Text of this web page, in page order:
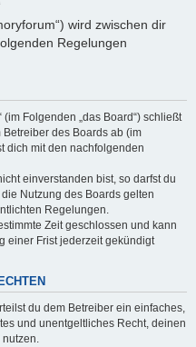
wird zwischen dir
Regelungen
(im Folgenden „das Board“) schließt
des Boards ab (im
dich mit den nachfolgenden
einverstanden bist, so darfst du
Nutzung des Boards gelten
Regelungen.
Zeit geschlossen und kann
einer Frist jederzeit gekündigt
du dem Betreiber ein einfaches,
und unentgeltliches Recht, deinen
nutzen.